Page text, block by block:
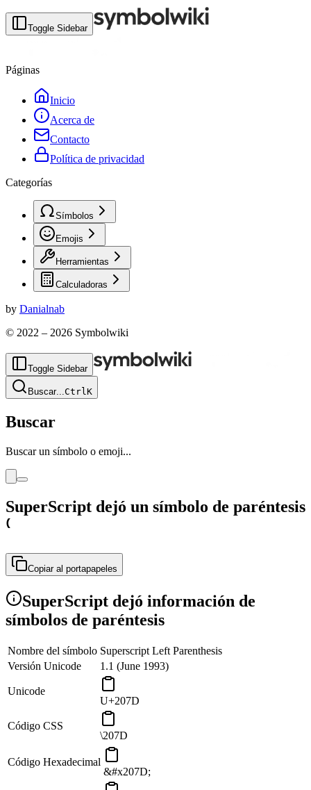
Toggle Sidebar
Páginas
Inicio
Acerca de
Contacto
Política de privacidad
Categorías
Símbolos
Emojis
Herramientas
Calculadoras
by Danialnab
© 2022 – 2026 Symbolwiki
Toggle Sidebar
Buscar...CtrlK
Buscar
Buscar un símbolo o emoji...
SuperScript dejó un símbolo de paréntesis
⁽
Copiar al portapapeles
SuperScript dejó información de
símbolos de paréntesis
Nombre del símbolo Superscript Left Parenthesis
Versión Unicode
1.1 (June 1993)
Unicode
U+207D
Código CSS
\207D
Código Hexadecimal
&#x207D;